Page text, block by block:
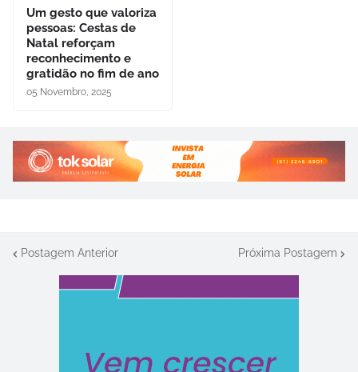
Um gesto que valoriza
pessoas: Cestas de
Natal reforçam
reconhecimento e
gratidão no fim de ano
05 Novembro, 2025
Postagem Anterior Próxima Postagem